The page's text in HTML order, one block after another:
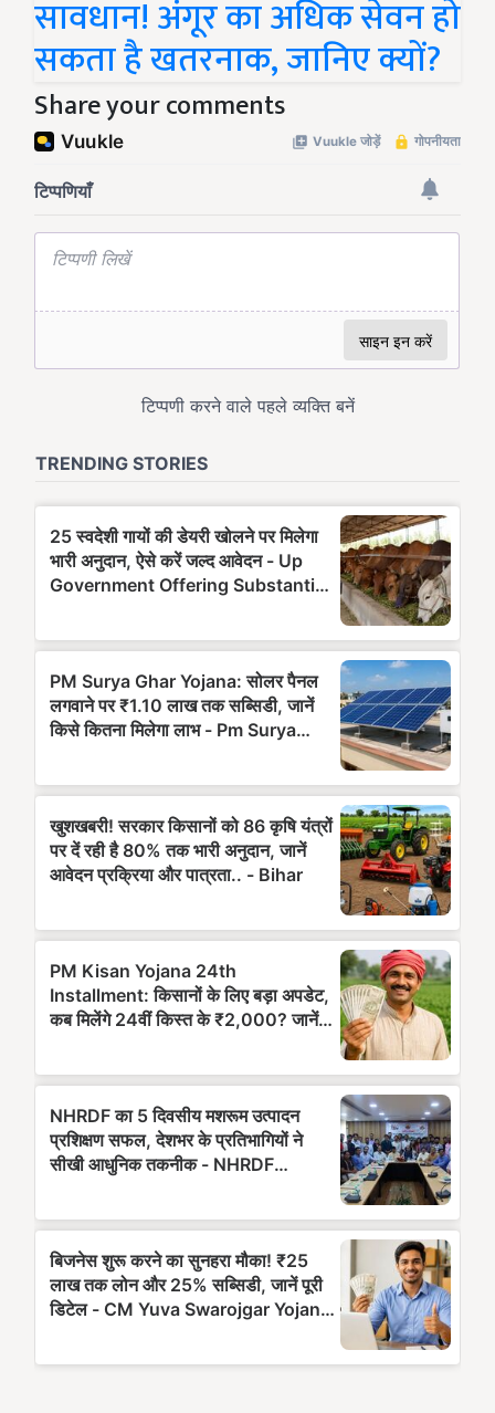
सावधान! अंगूर का अधिक सेवन हो
सकता है खतरनाक, जानिए क्यों?
Share your comments